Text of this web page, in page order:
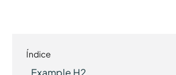
Índice
Example H2